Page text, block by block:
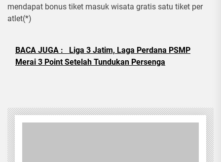
mendapat bonus tiket masuk wisata gratis satu tiket per
atlet(*)
BACA JUGA :
Liga 3 Jatim, Laga Perdana PSMP
Merai 3 Point Setelah Tundukan Persenga